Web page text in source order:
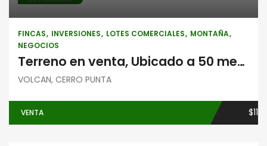
FINCAS INVERSIONES LOTES COMERCIALES MONTAÑA
NEGOCIOS
Terreno en venta, Ubicado a 50 metros de Casa Grande, en Volcán, Chiriquí
VOLCAN, CERRO PUNTA
VENTA $11